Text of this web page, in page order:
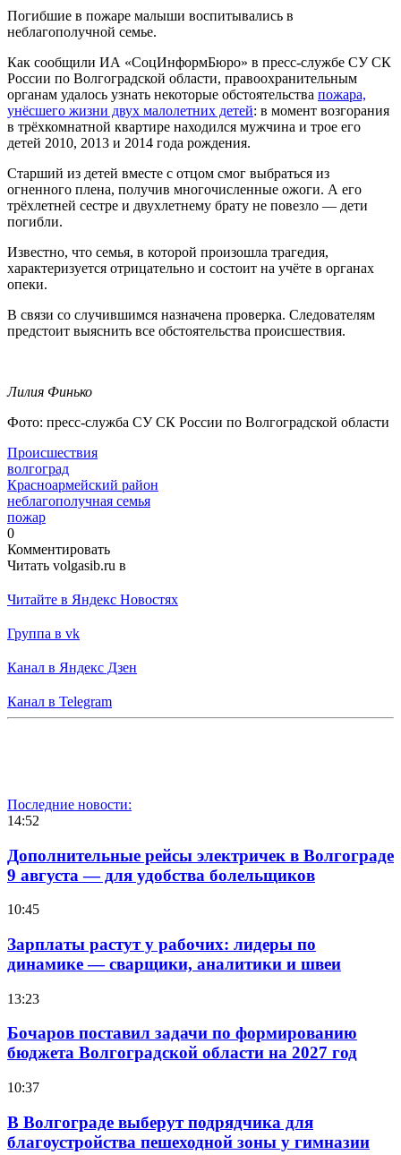
Погибшие в пожаре малыши воспитывались в
неблагополучной семье.
Как сообщили ИА «СоцИнформБюро» в пресс-службе СУ СК
России по Волгоградской области, правоохранительным
органам удалось узнать некоторые обстоятельства пожара,
унёсшего жизни двух малолетних детей: в момент возгорания
в трёхкомнатной квартире находился мужчина и трое его
детей 2010, 2013 и 2014 года рождения.
Старший из детей вместе с отцом смог выбраться из
огненного плена, получив многочисленные ожоги. А его
трёхлетней сестре и двухлетнему брату не повезло — дети
погибли.
Известно, что семья, в которой произошла трагедия,
характеризуется отрицательно и состоит на учёте в органах
опеки.
В связи со случившимся назначена проверка. Следователям
предстоит выяснить все обстоятельства происшествия.
Лилия Финько
Фото: пресс-служба СУ СК России по Волгоградской области
Происшествия
волгоград
Красноармейский район
неблагополучная семья
пожар
0
Комментировать
Читать volgasib.ru в
Читайте в Яндекс Новостях
Группа в vk
Канал в Яндекс Дзен
Канал в Telegram
Последние новости:
14:52
Дополнительные рейсы электричек в Волгограде
9 августа — для удобства болельщиков
10:45
Зарплаты растут у рабочих: лидеры по
динамике — сварщики, аналитики и швеи
13:23
Бочаров поставил задачи по формированию
бюджета Волгоградской области на 2027 год
10:37
В Волгограде выберут подрядчика для
благоустройства пешеходной зоны у гимназии